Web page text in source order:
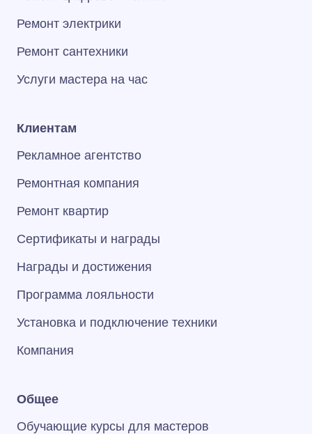
Ремонт электрики
Ремонт сантехники
Услуги мастера на час
Клиентам
Рекламное агентство
Ремонтная компания
Ремонт квартир
Сертификаты и награды
Награды и достижения
Программа лояльности
Установка и подключение техники
Компания
Общее
Обучающие курсы для мастеров